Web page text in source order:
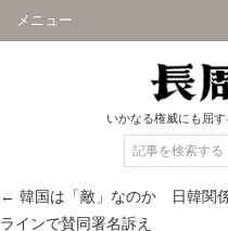
メニュー
いかなる権威にも屈
← 韓国は「敵」なのか 日韓関
ラインで賛同署名訴え